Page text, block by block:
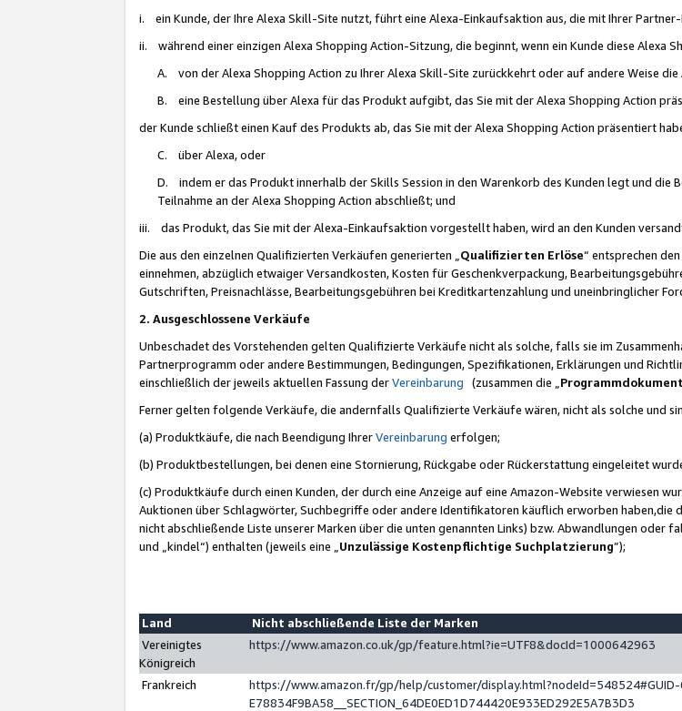
i. ein Kunde, der Ihre Alexa Skill-Site nutzt, führt eine Alexa-Einkaufsaktion aus, die mit Ihrer
ii. während einer einzigen Alexa Shopping Action-Sitzung, die beginnt, wenn ein Kunde diese Alexa
A. von der Alexa Shopping Action zu Ihrer Alexa Skill-Site zurückkehrt oder auf andere Weise
B. eine Bestellung über Alexa für das Produkt aufgibt, das Sie mit der Alexa Shopping Action
der Kunde schließt einen Kauf des Produkts ab, das Sie mit der Alexa Shopping Action präsentiert
C. über Alexa, oder
D. indem er das Produkt innerhalb der Skills Session in den Warenkorb des Kunden legt und die
Teilnahme an der Alexa Shopping Action abschließt; und
iii. das Produkt, das Sie mit der Alexa-Einkaufsaktion vorgestellt haben, wird an den Kunden
Die aus den einzelnen Qualifizierten Verkäufen generierten „ Qualifizierten Erlöse“ entsprechen
einnehmen, abzüglich etwaiger Versandkosten, Kosten für Geschenkverpackung,
Gutschriften, Preisnachlässe, Bearbeitungsgebühren bei Kreditkartenzahlung und uneinbringlicher
2. Ausgeschlossene Verkäufe
Unbeschadet des Vorstehenden gelten Qualifizierte Verkäufe nicht als solche, falls sie im
Partnerprogramm oder andere Bestimmungen, Bedingungen, Spezifikationen, Erklärungen und
einschließlich der jeweils aktuellen Fassung derVereinbarung (zusammen die „
Ferner gelten folgende Verkäufe, die andernfalls Qualifizierte Verkäufe wären, nicht als solche und
(a) Produktkäufe, die nach Beendigung IhrerVereinbarung erfolgen;
(b) Produktbestellungen, bei denen eine Stornierung, Rückgabe oder Rückerstattung eingeleitet
(c) Produktkäufe durch einen Kunden, der durch eine Anzeige auf eine Amazon-Website verwiesen
Auktionen über Schlagwörter, Suchbegriffe oder andere Identifikatoren käuflich erworben haben,die
nicht abschließende Liste unserer Marken über die unten genannten Links) bzw. Abwandlungen oder
und „kindel“) enthalten (jeweils eine „ Unzulässige Kostenpflichtige Suchplatzierung”);
Land
Nicht abschließende Liste der Marken
Vereinigtes
Königreich
https://www.amazon.co.uk/gp/feature.html?ie=UTF8&docId=1000642963
Frankreich
https://www.amazon.fr/gp/help/customer/
E78834F9BA58__SECTION_64DE0ED1D744420E933ED292E5A7B3D3